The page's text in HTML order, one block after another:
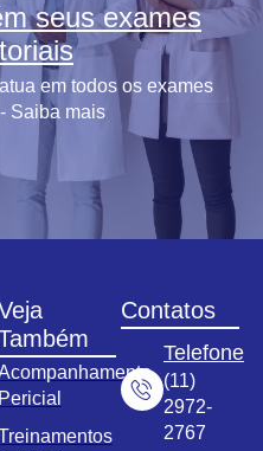
seus exames
em todos os exames
Saiba mais
Pericial
Contatos
Telefone
(11)
2972-
2767